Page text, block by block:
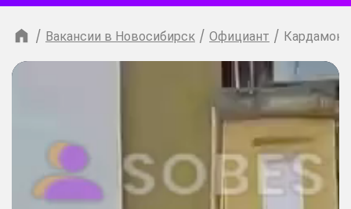
/ Вакансии в Новосибирск / Официант / Кардамон